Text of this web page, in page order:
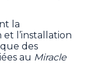
la
l’installation
des
au Miracle